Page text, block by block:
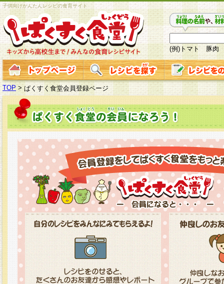
子供向けかんたんレシピの食育サイト
(例)トマト 豚肉
TOP > ぱくすく食堂会員登録ページ